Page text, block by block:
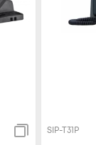
SIP-T31P